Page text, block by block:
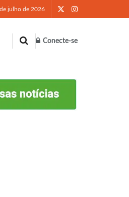
julho de 2026
Conecte-se